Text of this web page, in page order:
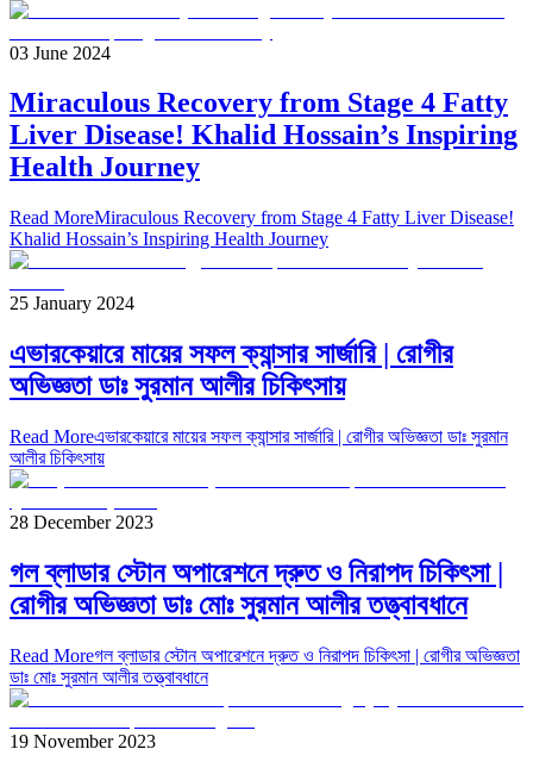
03 June 2024
Miraculous Recovery from Stage 4 Fatty
Liver Disease! Khalid Hossain’s Inspiring
Health Journey
Read MoreMiraculous Recovery from Stage 4 Fatty Liver Disease!
Khalid Hossain’s Inspiring Health Journey
25 January 2024
এভারকেয়ারে মায়ের সফল ক্যান্সার সার্জারি | রোগীর
অভিজ্ঞতা ডাঃ সুরমান আলীর চিকিৎসায়
Read Moreএভারকেয়ারে মায়ের সফল ক্যান্সার সার্জারি | রোগীর অভিজ্ঞতা ডাঃ সুরমান
আলীর চিকিৎসায়
28 December 2023
গল ব্লাডার স্টোন অপারেশনে দ্রুত ও নিরাপদ চিকিৎসা |
রোগীর অভিজ্ঞতা ডাঃ মোঃ সুরমান আলীর তত্ত্বাবধানে
Read Moreগল ব্লাডার স্টোন অপারেশনে দ্রুত ও নিরাপদ চিকিৎসা | রোগীর অভিজ্ঞতা
ডাঃ মোঃ সুরমান আলীর তত্ত্বাবধানে
19 November 2023